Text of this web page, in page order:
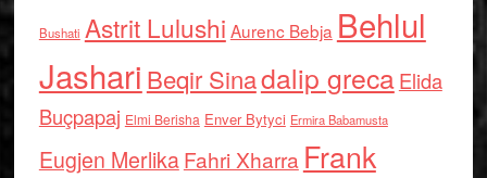
Bushati Astrit Lulushi Aurenc Bebja Behlul
Jashari Beqir Sinadalip grecaElida
Buçpapaj Elmi Berisha Enver Bytyci Ermira Babamusta
Eugjen MerlikaFahri Xharra Frank